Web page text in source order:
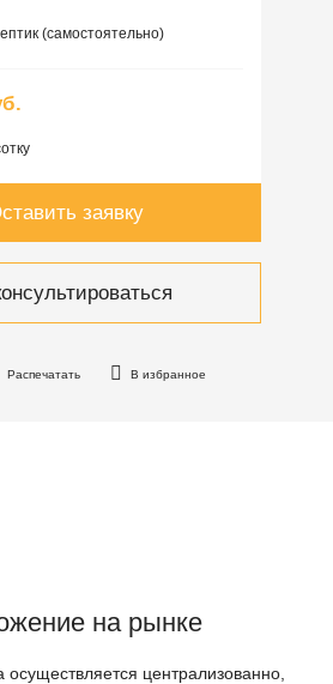
Распечатать В избранное
(самостоятельно)
заявку
на рынке
централизованно,